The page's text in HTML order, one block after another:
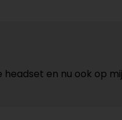
headset en nu ook op